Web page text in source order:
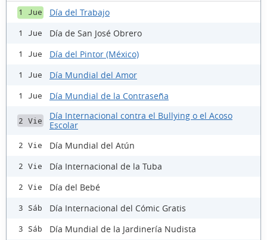
1 Jue Día del Trabajo
1 Jue Día de San José Obrero
1 Jue Día del Pintor (México)
1 Jue Día Mundial del Amor
1 Jue Día Mundial de la Contraseña
2 Vie
Día Internacional contra el Bullying o el Acoso
Escolar
2 Vie Día Mundial del Atún
2 Vie Día Internacional de la Tuba
2 Vie Día del Bebé
3 Sáb Día Internacional del Cómic Gratis
3 Sáb Día Mundial de la Jardinería Nudista